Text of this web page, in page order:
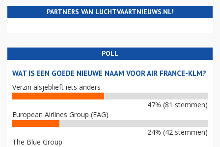
PARTNERS VAN LUCHTVAARTNIEUWS.NL!
POLL
WAT IS EEN GOEDE NIEUWE NAAM VOOR AIR FRANCE-KLM?
Verzin alsjeblieft iets anders
47% (81 stemmen)
European Airlines Group (EAG)
24% (42 stemmen)
The Blue Group